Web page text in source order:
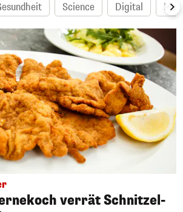
Science Digital
verrät Schnitzel-